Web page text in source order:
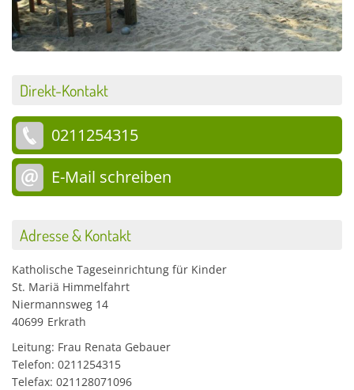
Direkt-Kontakt
0211254315
E-Mail schreiben
Adresse & Kontakt
Katholische Tageseinrichtung für Kinder
St. Mariä Himmelfahrt
Niermannsweg 14
40699 Erkrath
Leitung: Frau Renata Gebauer
Telefon: 0211254315
Telefax: 021128071096